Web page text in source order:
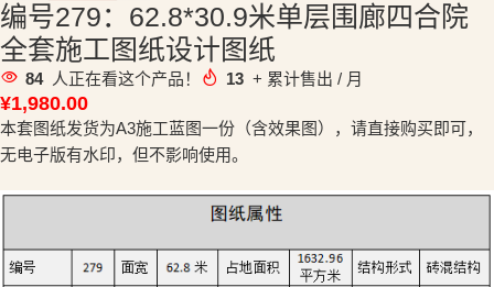
编号279：62.8*30.9米单层围廊四合院
全套施工图纸设计图纸
84 人正在看这个产品！ 13 + 累计售出 / 月
¥1,980.00
本套图纸发货为A3施工蓝图一份（含效果图），请直接购买即可，
无电子版有水印，但不影响使用。